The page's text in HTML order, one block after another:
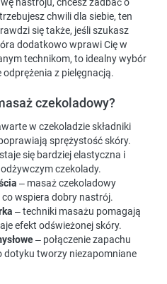
chwili dla siebie, ten
się także, jeśli szukasz
dodatkowo wprawi Cię w
technikom, to idealny wybór
odprężenia z pielęgnacją.
czekoladowy?
w czekoladzie składniki
sprężystość skóry.
się bardziej elastyczna i
czekolady.
– masaż czekoladowy
wspiera dobry nastrój.
– techniki masażu pomagają
efekt odświeżonej skóry.
– połączenie zapachu
dotyku tworzy niezapomniane